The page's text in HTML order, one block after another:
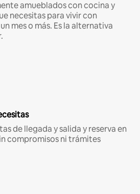
amueblados con cocina y
necesitas para vivir con
mes o más. Es la alternativa
de llegada y salida y reserva en
compromisos ni trámites